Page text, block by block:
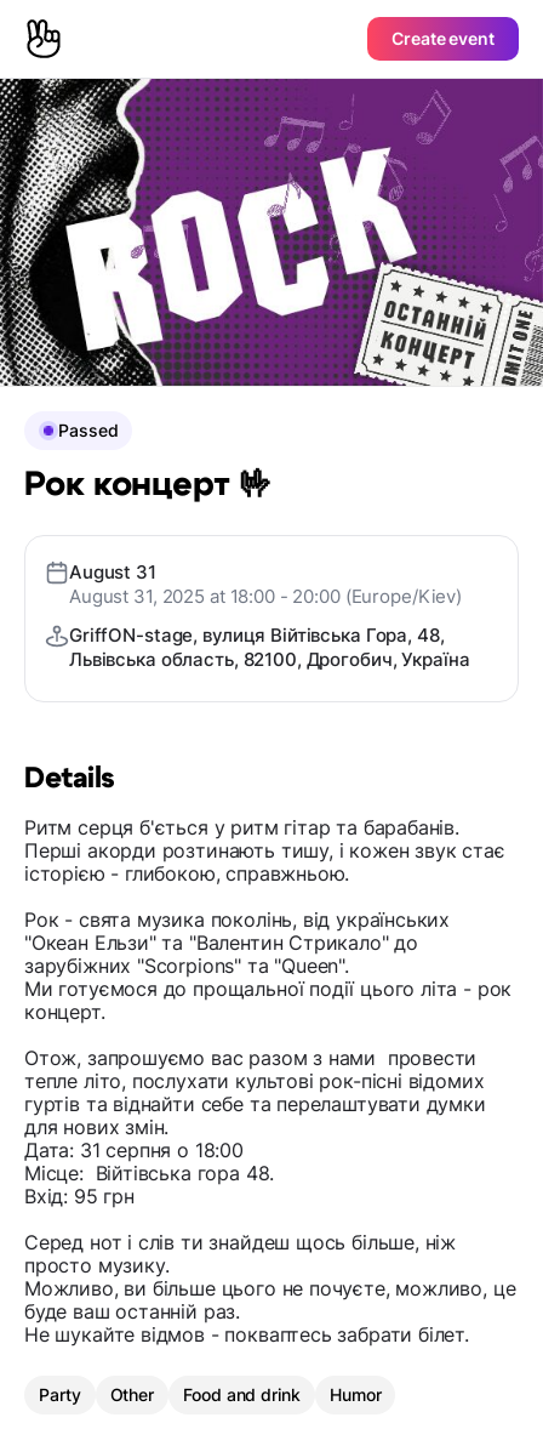
Create event
Details
Ритм серця б'ється у ритм гітар та барабанів.
Перші акорди розтинають тишу, і кожен звук стає
історією - глибокою, справжньою.
Рок - свята музика поколінь, від українських
"Океан Ельзи" та "Валентин Стрикало" до
зарубіжних "Scorpions" та "Queen".
Ми готуємося до прощальної події цього літа - рок
концерт.
Отож, запрошуємо вас разом з нами провести
тепле літо, послухати культові рок-пісні відомих
гуртів та віднайти себе та перелаштувати думки
для нових змін.
Дата: 31 серпня о 18:00
Місце: Війтівська гора 48.
Вхід: 95 грн
Серед нот і слів ти знайдеш щось більше, ніж
просто музику.
Можливо, ви більше цього не почуєте, можливо, це
буде ваш останній раз.
Не шукайте відмов - покваптесь забрати білет.
Party Other Food and drink Humor
Passed
Рок концерт 🤟
August 31
August 31, 2025 at 18:00 - 20:00 (Europe/Kiev)
GriffON-stage, вулиця Війтівська Гора, 48,
Львівська область, 82100, Дрогобич, Україна